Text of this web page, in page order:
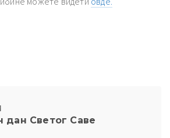
дан Светог Саве